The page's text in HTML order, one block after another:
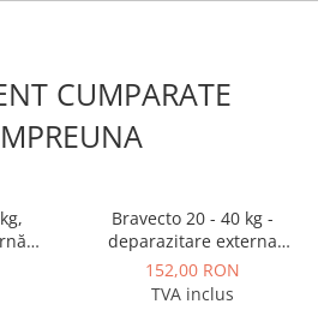
CUMPARATE
Bravecto 20 - 40 kg -
deparazitare externa
pentru caini
152,00 RON
TVA inclus